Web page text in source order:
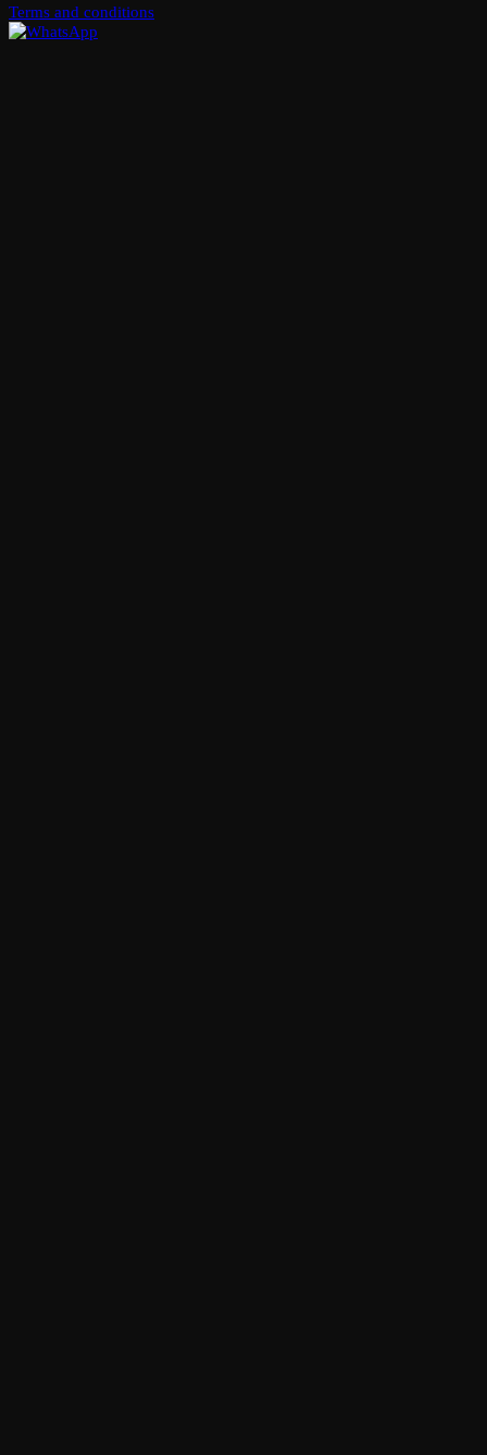
Terms and conditions